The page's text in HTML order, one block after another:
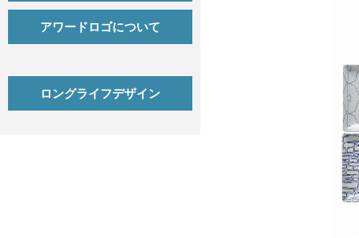
アワードロゴについて
ロングライフデザイン